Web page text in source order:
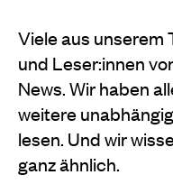
Viele aus unserem
und Leser:innen
News. Wir haben
weitere
lesen. Und wir
ganz ähnlich.